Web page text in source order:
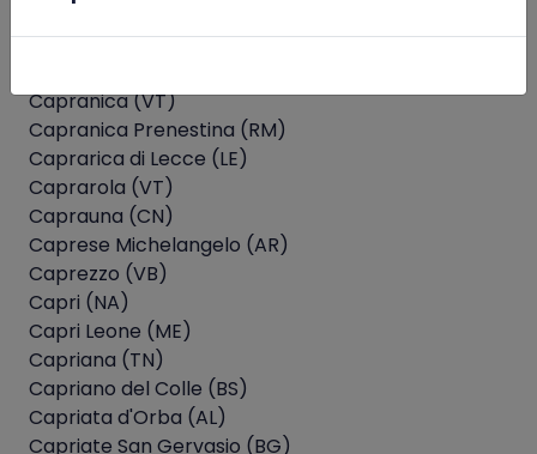
Capraia Isola (LI)
Capranica (VT)
Capranica Prenestina (RM)
Caprarica di Lecce (LE)
Caprarola (VT)
Caprauna (CN)
Caprese Michelangelo (AR)
Caprezzo (VB)
Capri (NA)
Capri Leone (ME)
Capriana (TN)
Capriano del Colle (BS)
Capriata d'Orba (AL)
Capriate San Gervasio (BG)